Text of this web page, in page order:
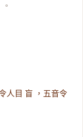
。
人目 盲 ，五音令